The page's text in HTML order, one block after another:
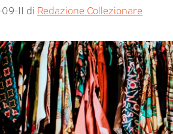
11 di Redazione Collezionare